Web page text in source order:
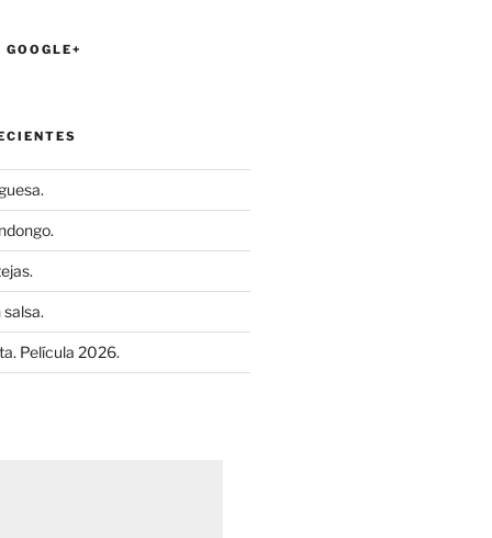
GOOGLE+
Película 2026.